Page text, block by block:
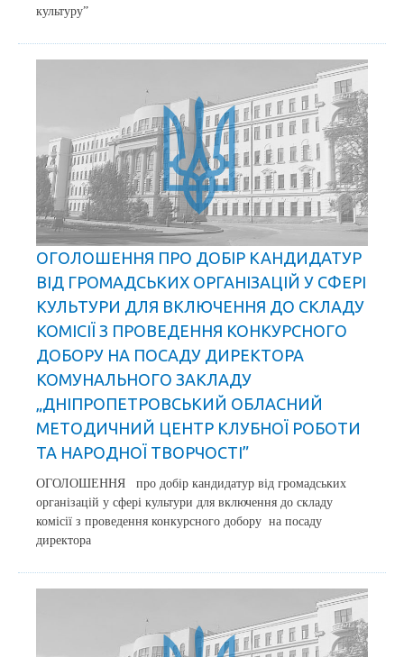
культуру”
ОГОЛОШЕННЯ ПРО ДОБІР КАНДИДАТУР
ВІД ГРОМАДСЬКИХ ОРГАНІЗАЦІЙ У СФЕРІ
КУЛЬТУРИ ДЛЯ ВКЛЮЧЕННЯ ДО СКЛАДУ
КОМІСІЇ З ПРОВЕДЕННЯ КОНКУРСНОГО
ДОБОРУ НА ПОСАДУ ДИРЕКТОРА
КОМУНАЛЬНОГО ЗАКЛАДУ
„ДНІПРОПЕТРОВСЬКИЙ ОБЛАСНИЙ
МЕТОДИЧНИЙ ЦЕНТР КЛУБНОЇ РОБОТИ
ТА НАРОДНОЇ ТВОРЧОСТІ”
ОГОЛОШЕННЯ про добір кандидатур від громадських
організацій у сфері культури для включення до складу
комісії з проведення конкурсного добору на посаду
директора